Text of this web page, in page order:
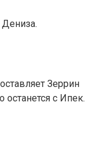
Дениза.
Зеррин
с Ипек.